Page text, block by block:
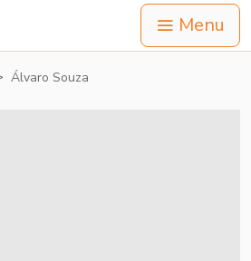
Menu
Álvaro Souza